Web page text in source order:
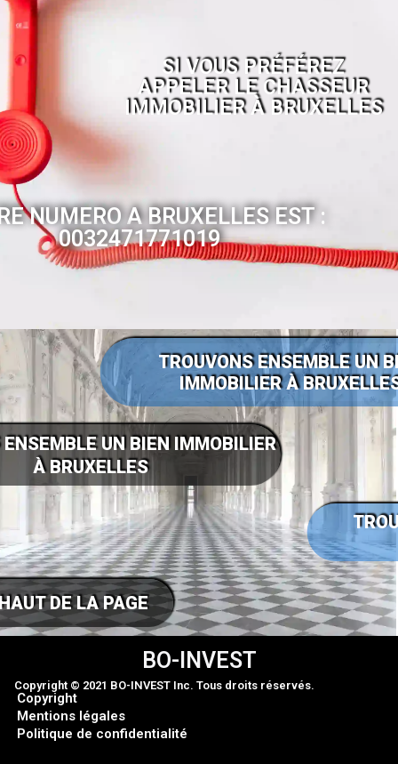
SI VOUS PRÉFÉREZ
APPELER LE CHASSEUR
IMMOBILIER À BRUXELLES
NUMERO A BRUXELLES EST :
0032471771019
TROUVONS ENSEMBLE UN
IMMOBILIER À
UN BIEN IMMOBILIER
À BRUXELLES
DE LA PAGE
BO-INVEST
Copyright © 2021 BO-INVEST Inc. Tous droits réservés.
Copyright
Mentions légales
Politique de confidentialité